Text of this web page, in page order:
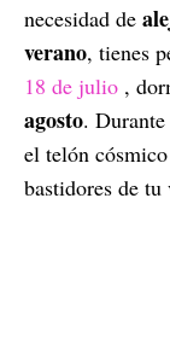
necesidad de
verano, tienes
18 de julio ,
agosto.
el telón
bastidores de tu